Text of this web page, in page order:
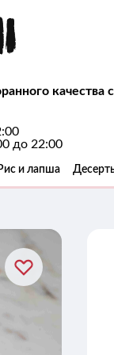
качества с
до 22:00
и лапша